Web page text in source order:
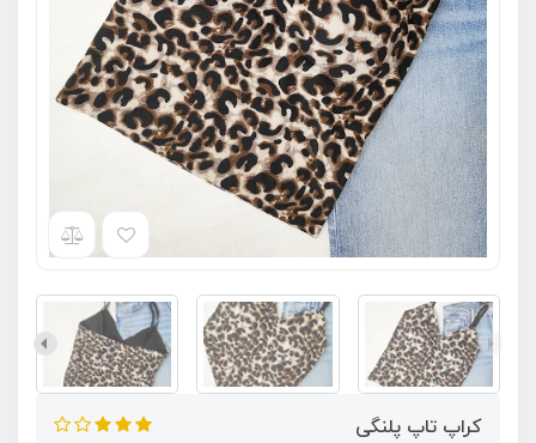
کراپ تاپ پلنگی